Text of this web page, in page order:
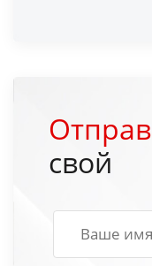
свой